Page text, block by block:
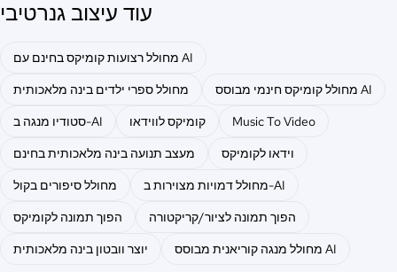
עוד עיצוב גנרטיבי
מחולל רצועות קומיקס בחינם עם AI
מחולל ספרי ילדים בינה מלאכותית
מחולל קומיקס חינמי מבוסס AI
סטודיו מנגה ב-AI
קומיקס לווידאו
Music To Video
מעצב תנועה בינה מלאכותית בחינם
וידאו לקומיקס
מחולל סיפורים בקול
מחולל דמויות מצוירות ב-AI
הפוך תמונה לקומיקס
הפוך תמונה לציור/קריקטורה
יוצר וובטון בינה מלאכותית
מחולל מנגה קוריאנית מבוסס AI